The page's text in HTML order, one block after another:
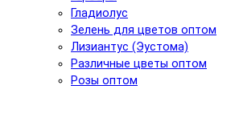
Гладиолус
Зелень для цветов оптом
Лизиантус (Эустома)
Различные цветы оптом
Розы оптом